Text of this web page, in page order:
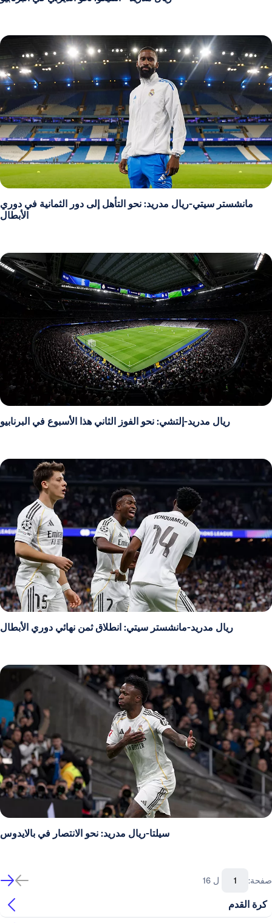
مانشستر سيتي-ريال مدريد: نحو التأهل إلى دور الثمانية في دوري
الأبطال
ريال مدريد-إلتشي: نحو الفوز الثاني هذا الأسبوع في البرنابيو
ريال مدريد-مانشستر سيتي: انطلاق ثمن نهائي دوري الأبطال
سيلتا-ريال مدريد: نحو الانتصار في بالايدوس
صفحة: ل 16
كرة القدم